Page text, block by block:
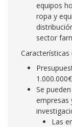
equipos
ropa y
sector
1.000.000€
Se
empresas
Las